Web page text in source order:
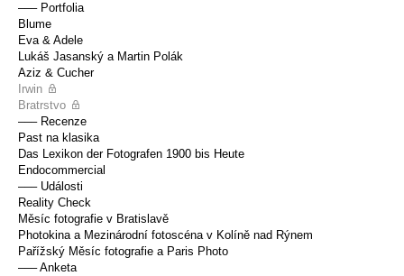
––– Portfolia
Blume
Eva & Adele
Lukáš Jasanský a Martin Polák
Aziz & Cucher
Irwin
Bratrstvo
––– Recenze
Past na klasika
Das Lexikon der Fotografen 1900 bis Heute
Endocommercial
––– Události
Reality Check
Měsíc fotografie v Bratislavě
Photokina a Mezinárodní fotoscéna v Kolíně nad Rýnem
Pařížský Měsíc fotografie a Paris Photo
––– Anketa